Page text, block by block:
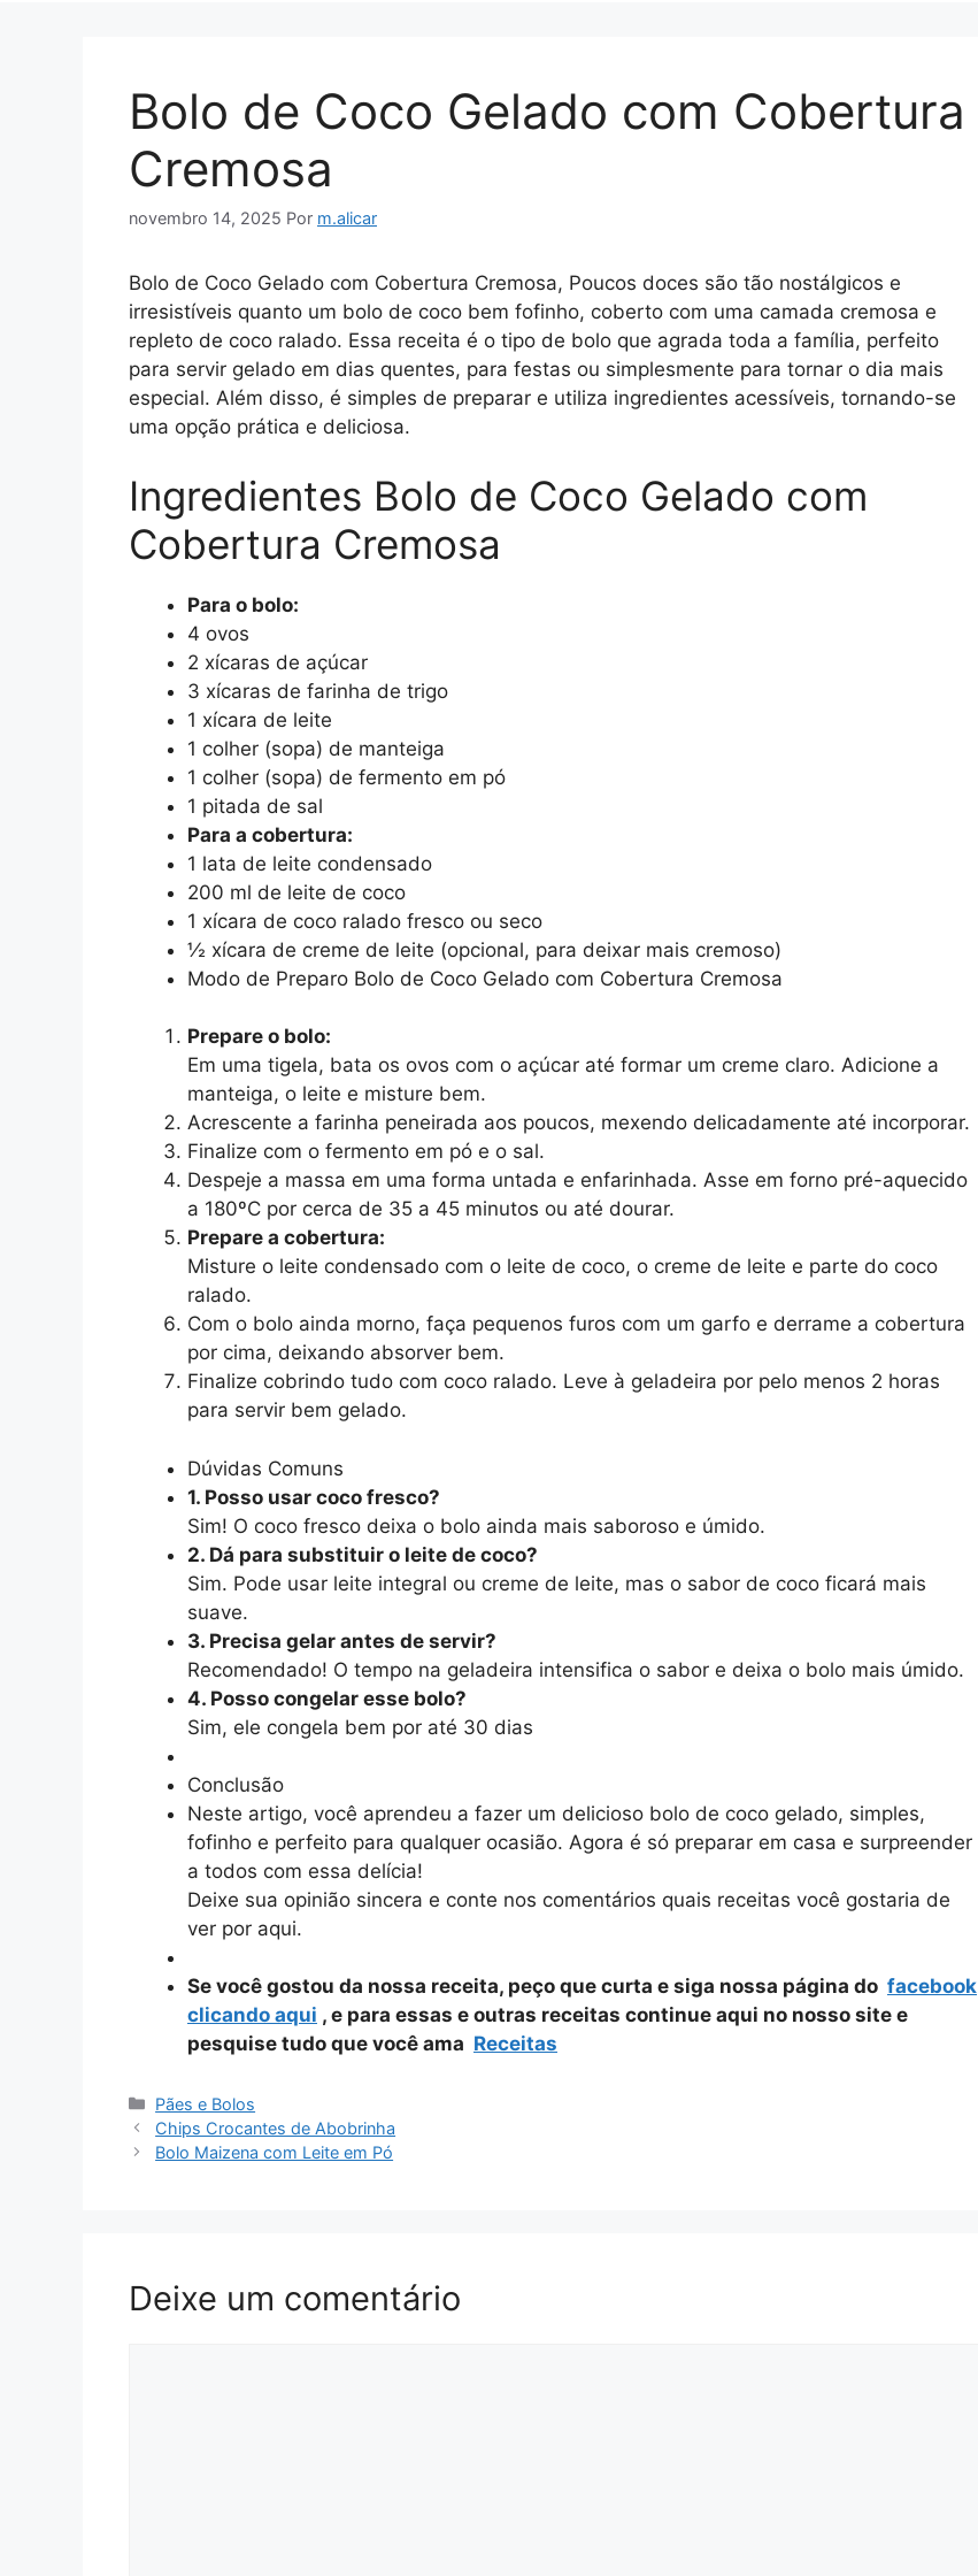
Bolo de Coco Gelado com Cobertura
Cremosa
novembro 14, 2025 Por m.alicar
Bolo de Coco Gelado com Cobertura Cremosa, Poucos doces são tão nostálgicos e
irresistíveis quanto um bolo de coco bem fofinho, coberto com uma camada cremosa e
repleto de coco ralado. Essa receita é o tipo de bolo que agrada toda a família, perfeito
para servir gelado em dias quentes, para festas ou simplesmente para tornar o dia mais
especial. Além disso, é simples de preparar e utiliza ingredientes acessíveis, tornando-se
uma opção prática e deliciosa.
Ingredientes Bolo de Coco Gelado com
Cobertura Cremosa
Para o bolo:
4 ovos
2 xícaras de açúcar
3 xícaras de farinha de trigo
1 xícara de leite
1 colher (sopa) de manteiga
1 colher (sopa) de fermento em pó
1 pitada de sal
Para a cobertura:
1 lata de leite condensado
200 ml de leite de coco
1 xícara de coco ralado fresco ou seco
½ xícara de creme de leite (opcional, para deixar mais cremoso)
Modo de Preparo Bolo de Coco Gelado com Cobertura Cremosa
Prepare o bolo:
Em uma tigela, bata os ovos com o açúcar até formar um creme claro. Adicione a
manteiga, o leite e misture bem.
Acrescente a farinha peneirada aos poucos, mexendo delicadamente até incorporar.
Finalize com o fermento em pó e o sal.
Despeje a massa em uma forma untada e enfarinhada. Asse em forno pré-aquecido
a 180ºC por cerca de 35 a 45 minutos ou até dourar.
Prepare a cobertura:
Misture o leite condensado com o leite de coco, o creme de leite e parte do coco
ralado.
Com o bolo ainda morno, faça pequenos furos com um garfo e derrame a cobertura
por cima, deixando absorver bem.
Finalize cobrindo tudo com coco ralado. Leve à geladeira por pelo menos 2 horas
para servir bem gelado.
Dúvidas Comuns
1. Posso usar coco fresco?
Sim! O coco fresco deixa o bolo ainda mais saboroso e úmido.
2. Dá para substituir o leite de coco?
Sim. Pode usar leite integral ou creme de leite, mas o sabor de coco ficará mais
suave.
3. Precisa gelar antes de servir?
Recomendado! O tempo na geladeira intensifica o sabor e deixa o bolo mais úmido.
4. Posso congelar esse bolo?
Sim, ele congela bem por até 30 dias
Conclusão
Neste artigo, você aprendeu a fazer um delicioso bolo de coco gelado, simples,
fofinho e perfeito para qualquer ocasião. Agora é só preparar em casa e surpreender
a todos com essa delícia!
Deixe sua opinião sincera e conte nos comentários quais receitas você gostaria de
ver por aqui.
Se você gostou da nossa receita, peço que curta e siga nossa página do facebook
clicando aqui , e para essas e outras receitas continue aqui no nosso site e
pesquise tudo que você ama Receitas
Categorias
Pães e Bolos
Chips Crocantes de Abobrinha
Bolo Maizena com Leite em Pó
Deixe um comentário